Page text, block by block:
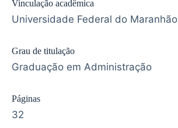
Vinculação acadêmica
Universidade Federal do Maranhão
Grau de titulação
Graduação em Administração
Páginas
32